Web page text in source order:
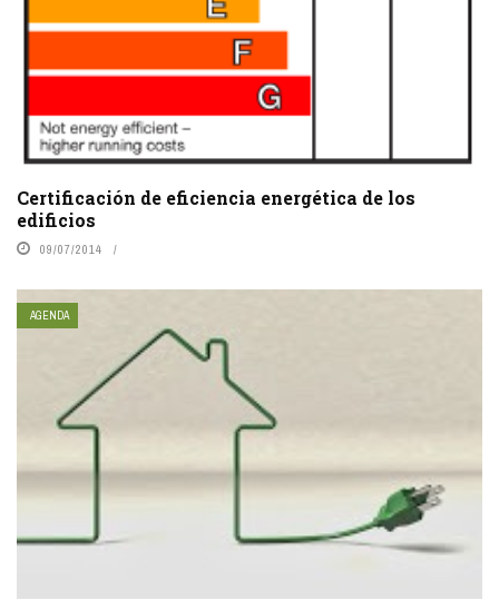
Certificación de eficiencia energética de los
edificios
09/07/2014
AGENDA